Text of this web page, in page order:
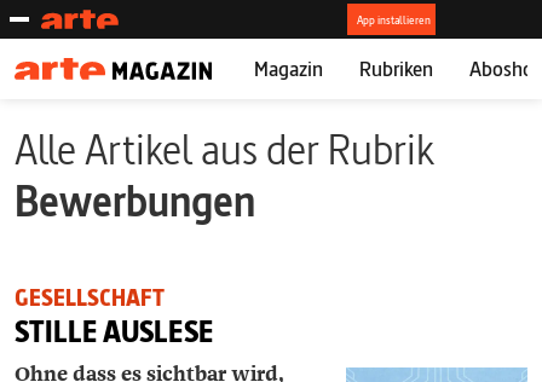
Magazin Rubriken
Alle Artikel aus der Rubrik
Bewerbungen
GESELLSCHAFT
STILLE AUSLESE
Ohne dass es sichtbar wird,